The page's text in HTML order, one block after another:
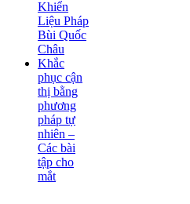
Khiển
Liệu Pháp
Bùi Quốc
Châu
Khắc
phục cận
thị bằng
phương
pháp tự
nhiên –
Các bài
tập cho
mắt